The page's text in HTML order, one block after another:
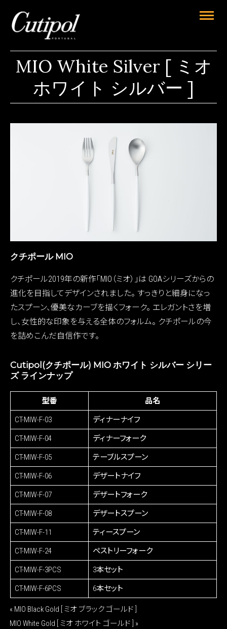
MIO White Silver [ ミオ
ホワイト シルバー ]
クチポール MIO
クチポール2019年の新作「MIO（ミオ）」は GOAシリーズからの
進化を目指してデザインされました。 すっきりと細身になっ
たスプーン、優美なカーブを描くフォーク。 エレガントさを増
し、女性的な印象を与える全体のフォルム。 クチポールの今
を詰めこんだ自信作です。
Cutipol(クチポール) MIO ホワイト シルバー シリー
ズ ラインナップ
型番 品名
CT-MIW-F-03 ディナーナイフ
CT-MIW-F-04 ディナーフォーク
CT-MIW-F-05 テーブルスプーン
CT-MIW-F-06 デザートナイフ
CT-MIW-F-07 デザートフォーク
CT-MIW-F-08 デザートスプーン
CT-MIW-F-11 ティースプーン
CT-MIW-F-24 ペストリーフォーク
CT-MIW-F-3PCS 3本セット
CT-MIW-F-6PCS 6本セット
« MIO Black Gold [ ミオ ブラック ゴールド ]
MIO White Gold [ ミオ ホワイト ゴールド ]
»